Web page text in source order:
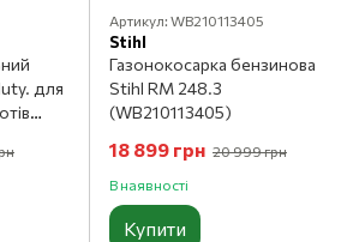
для
Артикул: WB210113405
Stihl
Газонокосарка бензинова
Stihl RM 248.3
(WB210113405)
18 899 грн 20 999 грн
В наявності
Купити